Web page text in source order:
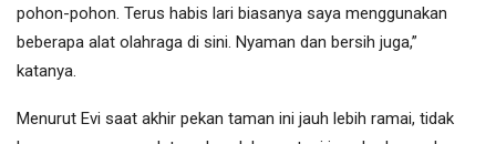
pohon-pohon. Terus habis lari biasanya saya menggunakan
beberapa alat olahraga di sini. Nyaman dan bersih juga,”
katanya.
Menurut Evi saat akhir pekan taman ini jauh lebih ramai, tidak